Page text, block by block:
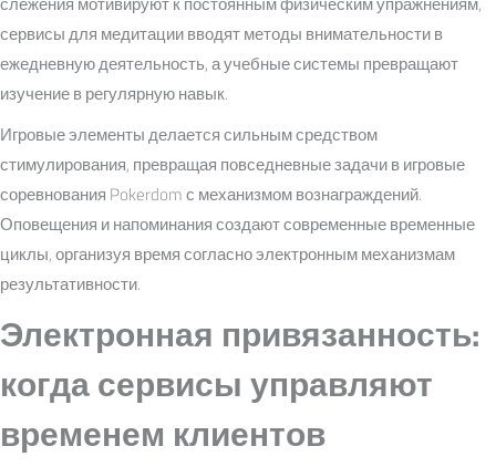
сервисы для медитации вводят методы внимательности в
ежедневную деятельность, а учебные системы превращают
изучение в регулярную навык.
Игровые элементы делается сильным средством
стимулирования, превращая повседневные задачи в игровые
соревнования Pokerdom с механизмом вознаграждений.
Оповещения и напоминания создают современные временные
циклы, организуя время согласно электронным механизмам
результативности.
Электронная привязанность:
когда сервисы управляют
временем клиентов